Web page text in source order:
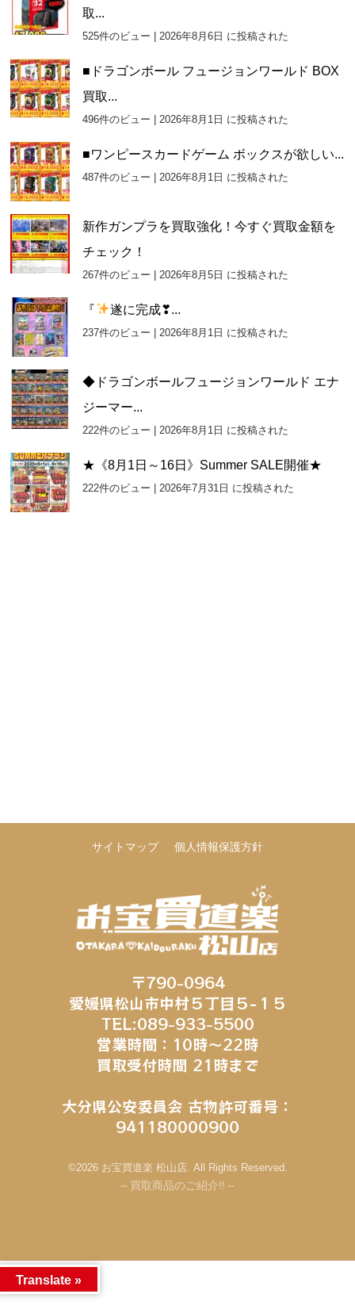
取...
525件のビュー 2026年8月6日 に投稿された
■ドラゴンボール フュージョンワールド BOX
買取...
496件のビュー 2026年8月1日 に投稿された
■ワンピースカードゲーム ボックスが欲しい...
487件のビュー 2026年8月1日 に投稿された
新作ガンプラを買取強化！今すぐ買取金額を
チェック！
267件のビュー 2026年8月5日 に投稿された
『 遂に完成❣...
237件のビュー 2026年8月1日 に投稿された
◆ドラゴンボールフュージョンワールド エナ
ジーマー...
222件のビュー 2026年8月1日 に投稿された
★《8月1日～16日》Summer SALE開催★
222件のビュー 2026年7月31日 に投稿された
サイトマップ 個人情報保護方針
〒790-0964
愛媛県松山市中村５丁目５−１５
TEL:089-933-5500
営業時間：10時～22時
買取受付時間 21時まで
大分県公安委員会 古物許可番号：
941180000900
©2026 お宝買道楽 松山店. All Rights Reserved.
～買取商品のご紹介!!～
Translate »